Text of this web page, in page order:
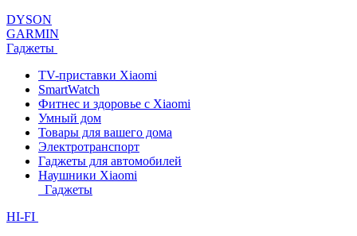
DYSON
GARMIN
Гаджеты
TV-приставки Xiaomi
SmartWatch
Фитнес и здоровье с Xiaomi
Умный дом
Товары для вашего дома
Электротранспорт
Гаджеты для автомобилей
Наушники Xiaomi
Гаджеты
HI-FI